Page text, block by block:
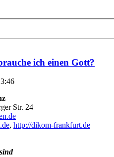
ich einen Gott?
Str. 24
, http://dikom-frankfurt.de